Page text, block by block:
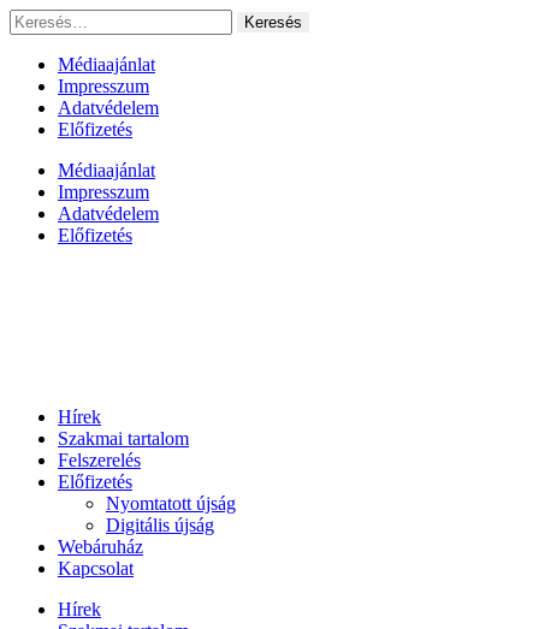
Ugrás
a
tartalomhoz
Keresés:
Médiaajánlat
Impresszum
Adatvédelem
Előfizetés
Médiaajánlat
Impresszum
Adatvédelem
Előfizetés
Hírek
Szakmai tartalom
Felszerelés
Előfizetés
Nyomtatott újság
Digitális újság
Webáruház
Kapcsolat
Hírek